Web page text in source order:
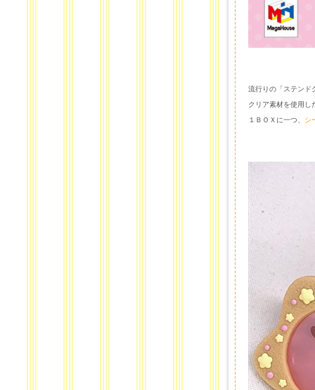
流行りの「ステンド
クリア素材を使用し
１ＢＯＸに一つ、 シ